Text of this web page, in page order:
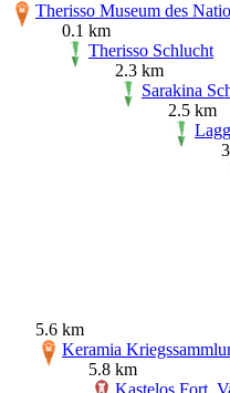
Therisso Museum des
0.1 km
Therisso Schlucht
2.3 km
Sarakina
2.5 km
5.6 km
Keramia
5.8 km